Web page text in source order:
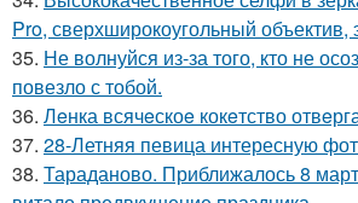
Pro, сверхширокоугольный объектив,
35. Не волнуйся из-за того, кто не
повезло с тобой.
36. Лeнка всячeскоe кокeтство
37. 28-Летняя певица интересную
38. Тараданово. Приближалось 8